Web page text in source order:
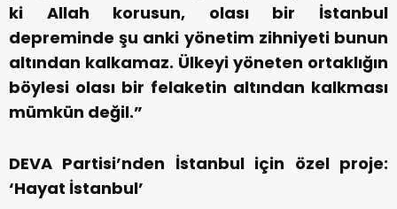
ki Allah korusun, olası bir İstanbul
depreminde şu anki yönetim zihniyeti bunun
altından kalkamaz. Ülkeyi yöneten ortaklığın
böylesi olası bir felaketin altından kalkması
mümkün değil.”
DEVA Partisi’nden İstanbul için özel proje:
‘Hayat İstanbul’